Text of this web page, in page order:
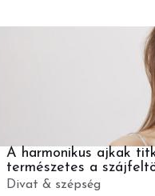
A harmonikus ajkak
természetes a
Divat & szépség